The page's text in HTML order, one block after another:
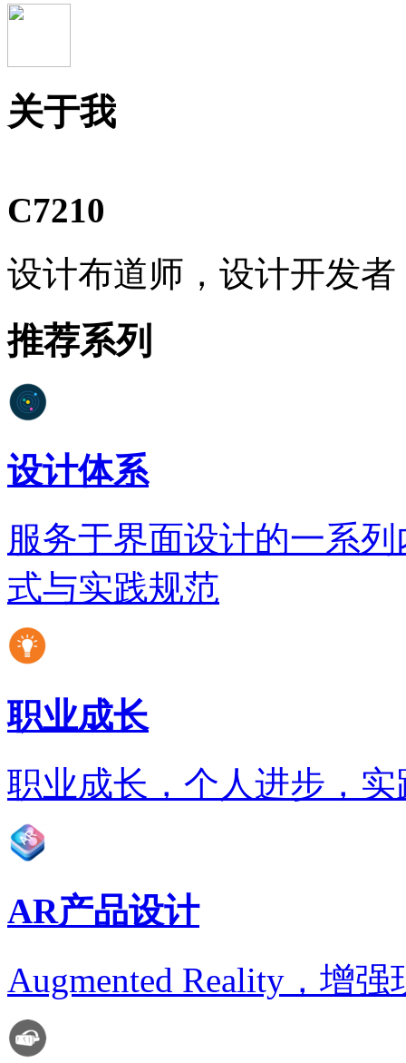
关于我
C7210
设计布道师，设计开发
推荐系列
设计体系
服务于界面设计的一系
式与实践规范
职业成长
职业成长，个人进步，
AR产品设计
Augmented Reality，增